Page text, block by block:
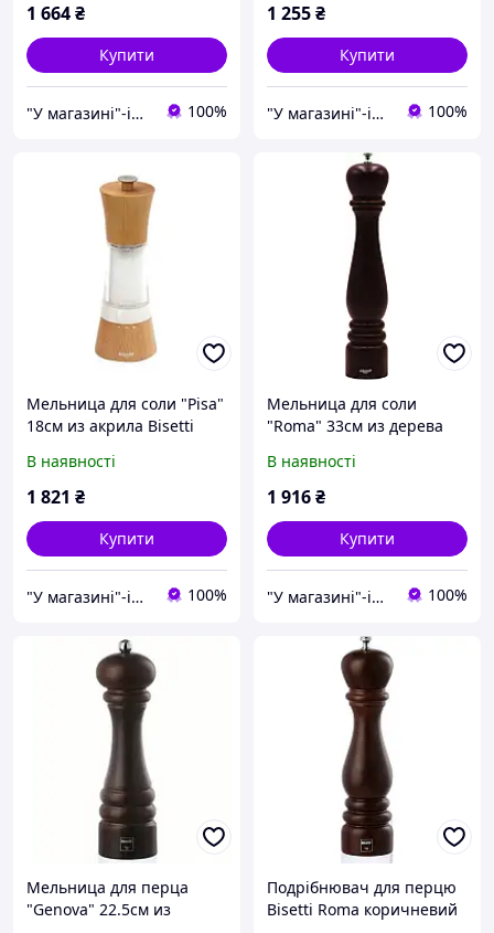
1 664₴
Купити
"У магазині"-інтернет магазин 100%
1 255₴
Купити
"У магазині"-інтернет магазин 100%
Мельница для соли "Pisa"
18см из акрила Bisetti
В наявності
1 821 ₴
Купити
"У магазині"-інтернет магазин 100%
Мельница для соли
"Roma" 33см из дерева
В наявності
1 916₴
Купити
"У магазині"-інтернет магазин 100%
Мельница для перца
"Genova" 22.5см из
Подрібнювач для перцю
Bisetti Roma коричневий